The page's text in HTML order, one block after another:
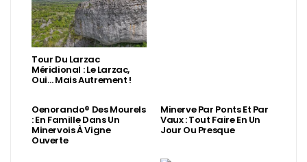
Tour Du Larzac
Méridional : Le Larzac,
Oui… Mais Autrement !
Oenorando® Des Mourels
: En Famille Dans Un
Minervois À Vigne
Ouverte
Minerve Par Ponts Et Par
Vaux : Tout Faire En Un
Jour Ou Presque